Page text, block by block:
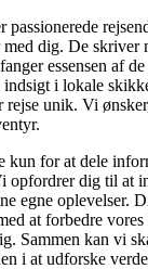
dig. De skriver
essensen af de
i lokale
rejse unik. Vi
kun for at dele
opfordrer dig til at
egne oplevelser.
at forbedre
Sammen kan vi
i at udforske